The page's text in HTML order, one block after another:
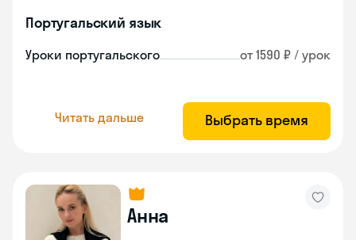
Португальский язык
Уроки португальского от 1590 ₽ / урок
Читать дальше Выбрать время
Анна